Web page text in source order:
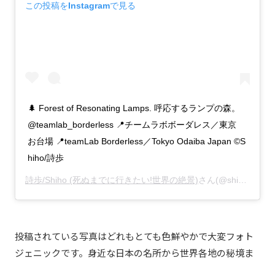
この投稿をInstagramで見る
🌲 Forest of Resonating Lamps. 呼応するランプの森。
@teamlab_borderless 📍チームラボボーダレス／東京
お台場 📍teamLab Borderless／Tokyo Odaiba Japan ©︎S
hiho/詩歩
詩歩/Shiho (死ぬまでに行きたい!世界の絶景)さん(@shih0107)がシェアした投稿 -
投稿されている写真はどれもとても色鮮やかで大変フォト
ジェニックです。身近な日本の名所から世界各地の秘境ま